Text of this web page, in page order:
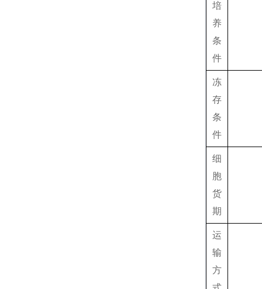
培
养
条
件
冻
存
条
件
细
胞
货
期
运
输
方